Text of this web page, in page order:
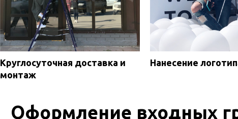
Круглосуточная доставка и
монтаж
Нанесение
Оформление входных